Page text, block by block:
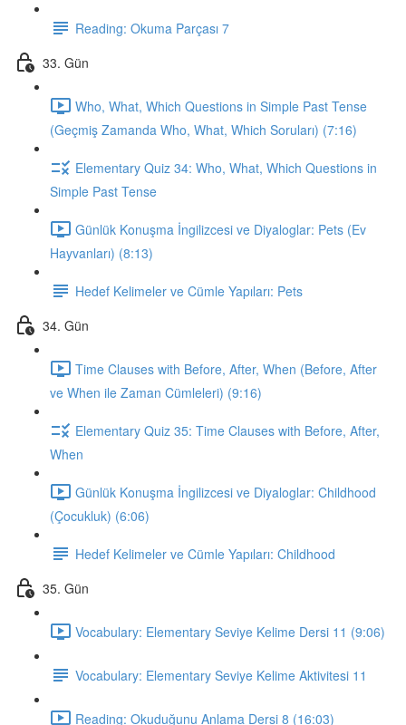
Reading: Okuma Parçası 7
33. Gün
Who, What, Which Questions in Simple Past Tense
(Geçmiş Zamanda Who, What, Which Soruları) (7:16)
Elementary Quiz 34: Who, What, Which Questions in
Simple Past Tense
Günlük Konuşma İngilizcesi ve Diyaloglar: Pets (Ev
Hayvanları) (8:13)
Hedef Kelimeler ve Cümle Yapıları: Pets
34. Gün
Time Clauses with Before, After, When (Before, After
ve When ile Zaman Cümleleri) (9:16)
Elementary Quiz 35: Time Clauses with Before, After,
When
Günlük Konuşma İngilizcesi ve Diyaloglar: Childhood
(Çocukluk) (6:06)
Hedef Kelimeler ve Cümle Yapıları: Childhood
35. Gün
Vocabulary: Elementary Seviye Kelime Dersi 11 (9:06)
Vocabulary: Elementary Seviye Kelime Aktivitesi 11
Reading: Okuduğunu Anlama Dersi 8 (16:03)